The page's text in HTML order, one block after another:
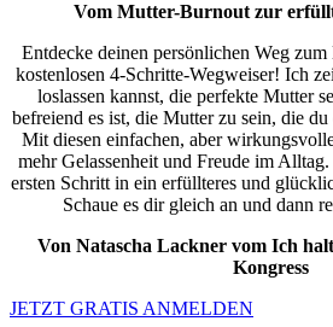
Vom Mutter-Burnout zur
Entdecke deinen persönlichen Weg
kostenlosen 4-Schritte-Wegweiser! Ich
loslassen kannst, die perfekte Mutter
befreiend es ist, die Mutter zu sein, die
Mit diesen einfachen, aber
mehr Gelassenheit und Freude im
ersten Schritt in ein erfüllteres und
Schaue es dir gleich an und dann
Von Natascha Lackner vom Ich
Kongress
JETZT GRATIS ANMELDEN